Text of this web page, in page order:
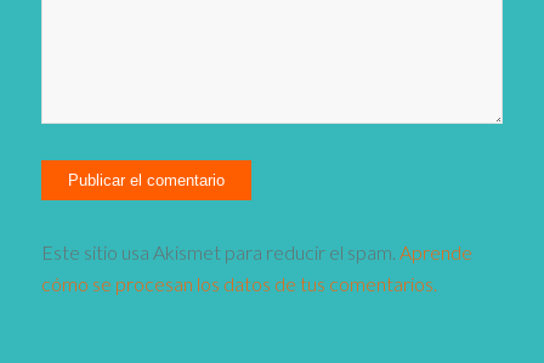
Este sitio usa Akismet para reducir el spam. Aprende
cómo se procesan los datos de tus comentarios.